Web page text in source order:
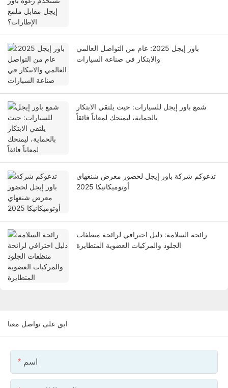
باور إيجل 2025: عام من التواصل العالمي
والابتكار في صناعة السيارات
شمع باور إيجل للسيارات: حيث يلتقي الابتكار
بالحماية، ليمنحك لمعاناً فائقاً
تدعوكم شركة باور إيجل لحضور معرض شنغهاي
أوتوميكانيكا 2025
رائحة السلامة: دليل احترافي لرائحة منظفات
الجلود والمركبات العضوية المتطايرة
ابق على تواصل معنا
اسم